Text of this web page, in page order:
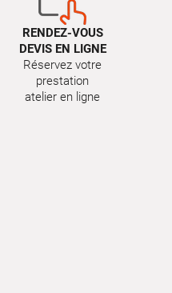
RENDEZ-VOUS
DEVIS EN LIGNE
Réservez votre
prestation
atelier en ligne